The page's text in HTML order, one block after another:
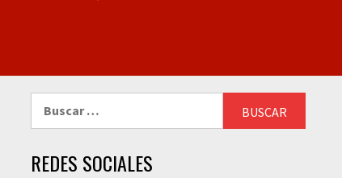
REDES SOCIALES